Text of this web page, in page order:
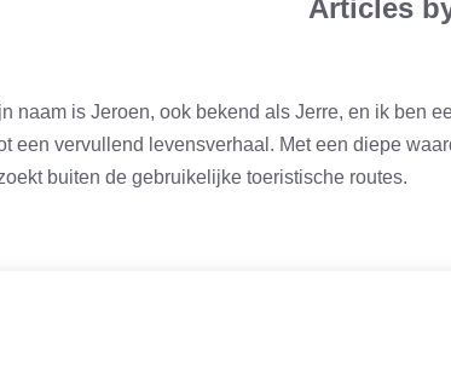
Articles
naam is Jeroen, ook bekend als Jerre, en ik ben
een vervullend levensverhaal. Met een diepe
buiten de gebruikelijke toeristische routes.